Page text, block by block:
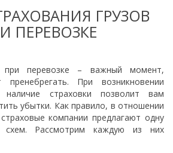
ГРУЗОВ
ПЕРЕВОЗКЕ
при перевозке – важный момент,
При возникновении
наличие страховки позволит вам
убытки. Как правило, в отношении
компании предлагают одну
схем. Рассмотрим каждую из них